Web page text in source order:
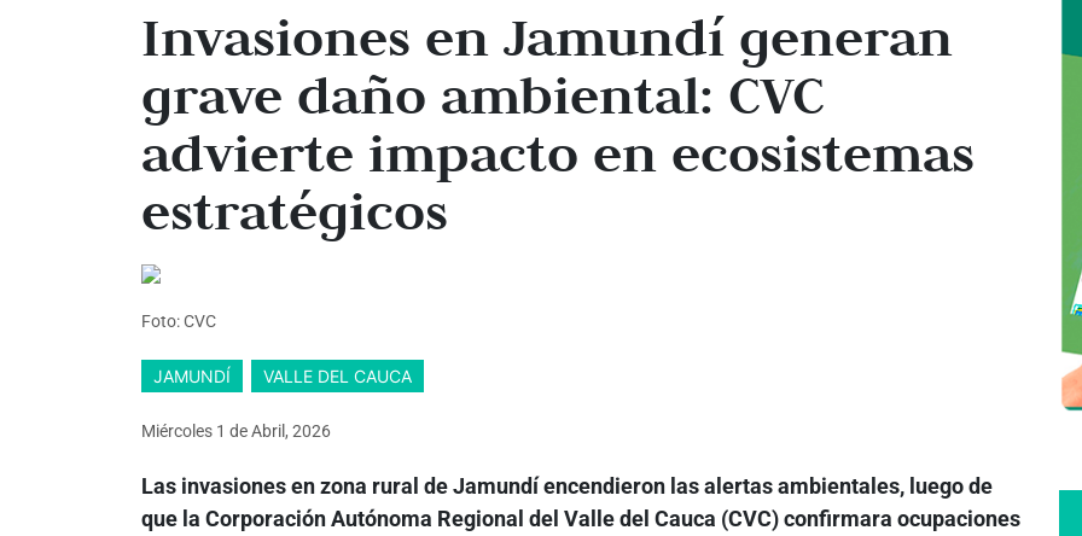
Invasiones en Jamundí generan
grave daño ambiental: CVC
advierte impacto en ecosistemas
estratégicos
Foto: CVC
JAMUNDÍ VALLE DEL CAUCA
Miércoles 1 deAbril, 2026
Las invasiones en zona rural de Jamundí encendieron las alertas ambientales, luego de
que la Corporación Autónoma Regional del Valle del Cauca (CVC) confirmara ocupaciones